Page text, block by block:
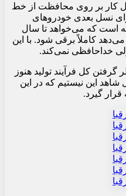
کار بر روی محافظت از خط
نسل بعدی خودروهای
است که می‌خواهد تا سال
می‌دهد کاملاً برقی شود. با این
خداحافظی نمی‌کند.
کل فرآیند تولید هنوز
شاهد این نیستیم که در این
گیرد.